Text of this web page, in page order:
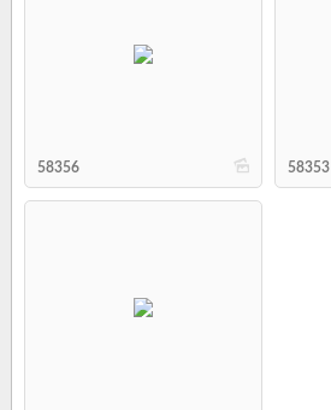
b
58356 58353